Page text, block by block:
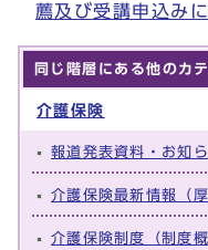
薦及び受講申込み
同じ階層にある他のカ
介護保険
報道発表資料・お知
介護保険最新情報（
介護保険制度（制度